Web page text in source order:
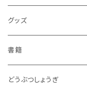
グッズ
書籍
連珠
どうぶつしょうぎ